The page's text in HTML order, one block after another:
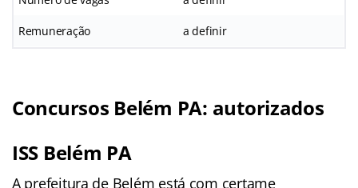
Remuneração a definir
Concursos Belém PA: autorizados
ISS Belém PA
A prefeitura de Belém está com certame